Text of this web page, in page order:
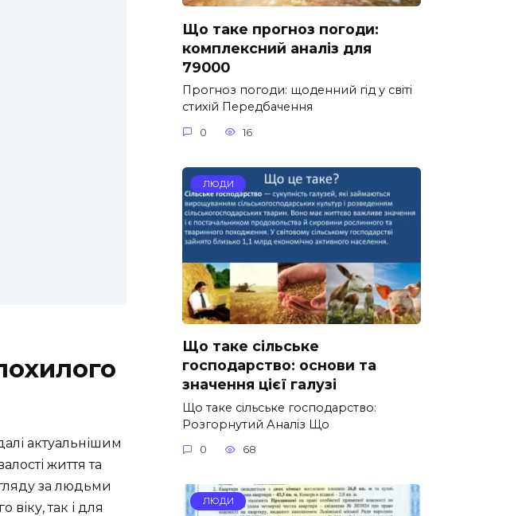
актуальнішим
життя та
за людьми
так і для
Що таке прогноз погоди:
комплексний аналіз для
79000
Прогноз погоди: щоденний гід у світі
стихій Передбачення
0 16
ЛЮДИ
Що таке сільське
господарство: основи та
значення цієї галузі
Що таке сільське господарство:
Розгорнутий Аналіз Що
0 68
ЛЮДИ